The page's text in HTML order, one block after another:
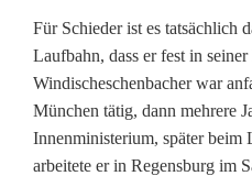
n
e
n
n
Für Schieder ist es tatsächlich
Laufbahn, dass er fest in
Windischeschenbacher war
München tätig, dann mehrere
Innenministerium, später beim
arbeitete er in Regensburg im